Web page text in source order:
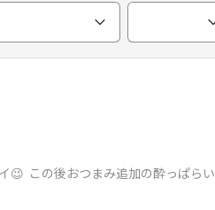
😉 この後おつまみ追加の酔っぱらい